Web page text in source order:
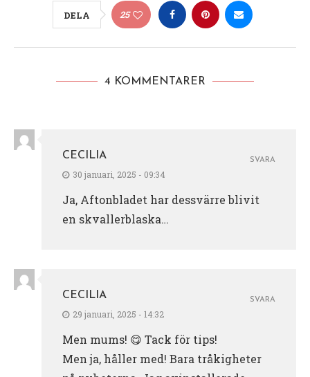
DELA 25
4 KOMMENTARER
CECILIA
30 januari, 2025 - 09:34
Ja, Aftonbladet har dessvärre blivit
en skvallerblaska…
SVARA
CECILIA
29 januari, 2025 - 14:32
Men mums! 😋 Tack för tips!
Men ja, håller med! Bara tråkigheter
SVARA